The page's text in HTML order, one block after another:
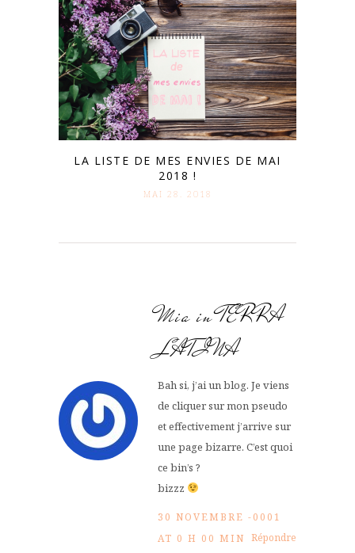
LA LISTE DE MES ENVIES DE MAI
2018 !
MAI 28. 2018
Mia in TERRA
LATINA
Bah si, j’ai un blog. Je viens
de cliquer sur mon pseudo
et effectivement j’arrive sur
une page bizarre. C’est quoi
ce bin’s ?
bizzz
30 NOVEMBRE -0001
AT 0 H 00 MIN Répondre